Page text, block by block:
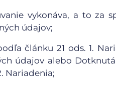
vykonáva, a to za
údajov;
článku 21 ods. 1.
údajov alebo
Nariadenia;